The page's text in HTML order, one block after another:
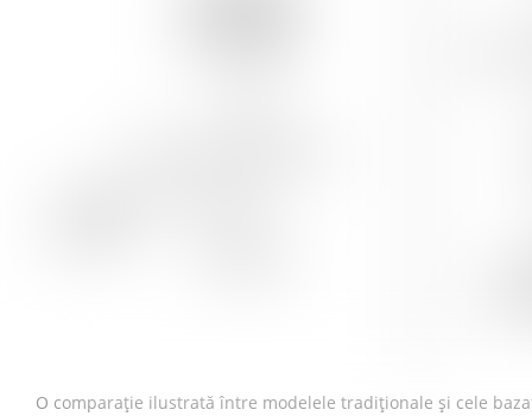
O comparație ilustrată între modelele tradiționale și cele